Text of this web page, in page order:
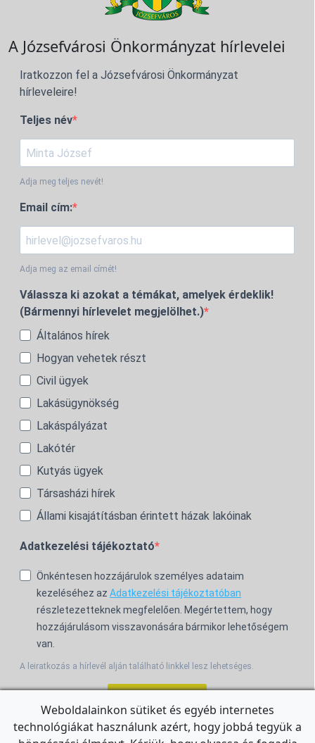
A Józsefvárosi Önkormányzat hírlevelei
Iratkozzon fel a Józsefvárosi Önkormányzat
hírleveleire!
Teljes név
Adja meg teljes nevét!
Email cím:
Adja meg az email címét!
Válassza ki azokat a témákat, amelyek érdeklik!
(Bármennyi hírlevelet megjelölhet.)
Általános hírek
Hogyan vehetek részt
Civil ügyek
Lakásügynökség
Lakáspályázat
Lakótér
Kutyás ügyek
Társasházi hírek
Állami kisajátításban érintett házak lakóinak
Adatkezelési tájékoztató
Önkéntesen hozzájárulok személyes adataim
kezeléséhez az Adatkezelési tájékoztatóban
részletezetteknek megfelelően. Megértettem, hogy
hozzájárulásom visszavonására bármikor lehetőségem
van.
A leiratkozás a hírlevél alján található linkkel lesz lehetséges.
For the English Newsletter, clickHERE.
Weboldalainkon sütiket és egyéb internetes
technológiákat használunk azért, hogy jobbá tegyük a